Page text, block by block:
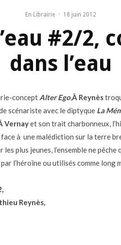
En Librairie · 18 juin 2012
#2/2,
dans l’eau
concept Alter Ego,Â Reynès
scénariste avec le diptyque La
Vernayet son trait charbonneux,
à une malédiction sur la terre
les plus jeunes, l’ensemble ne
l’héroïne ou utilisés comme long
Reynès,